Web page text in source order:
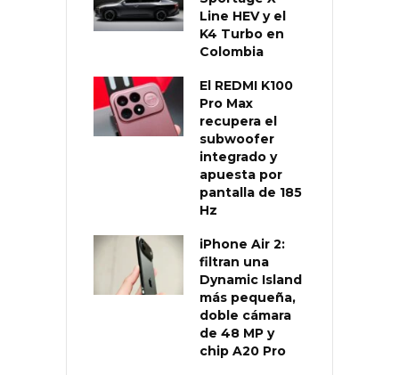
Line HEV y el
K4 Turbo en
Colombia
El REDMI K100
Pro Max
recupera el
subwoofer
integrado y
apuesta por
pantalla de 185
Hz
iPhone Air 2:
filtran una
Dynamic Island
más pequeña,
doble cámara
de 48 MP y
chip A20 Pro